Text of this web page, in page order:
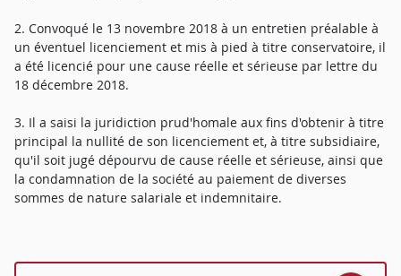
2. Convoqué le 13 novembre 2018 à un entretien préalable à
un éventuel licenciement et mis à pied à titre conservatoire, il
a été licencié pour une cause réelle et sérieuse par lettre du
18 décembre 2018.
3. Il a saisi la juridiction prud'homale aux fins d'obtenir à titre
principal la nullité de son licenciement et, à titre subsidiaire,
qu'il soit jugé dépourvu de cause réelle et sérieuse, ainsi que
la condamnation de la société au paiement de diverses
sommes de nature salariale et indemnitaire.